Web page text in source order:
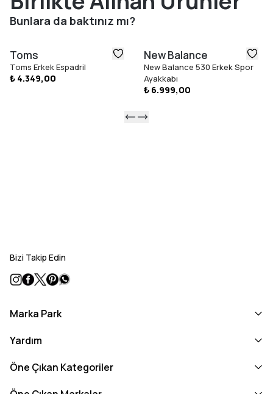
Bunlara da baktınız mı?
Toms
Toms Erkek Espadril
₺ 4.349,00
New Balance
New Balance 530 Erkek Spor
Ayakkabı
₺ 6.999,00
Bizi Takip Edin
Marka Park
Yardım
Öne Çıkan Kategoriler